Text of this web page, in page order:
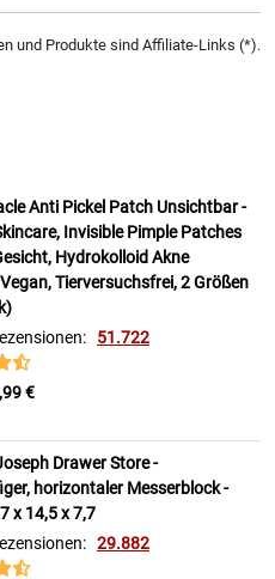
und Produkte sind Affiliate-Links (*).
Anti Pickel Patch Unsichtbar -
Invisible Pimple Patches
Hydrokolloid Akne
Tierversuchsfrei, 2 Größen
51.722
€
Drawer Store -
horizontaler Messerblock -
x 14,5 x 7,7
29.882